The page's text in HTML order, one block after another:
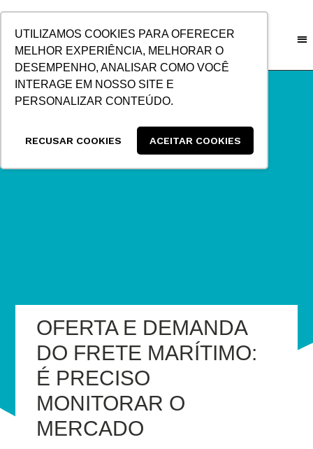
UTILIZAMOS COOKIES PARA OFERECER
MELHOR EXPERIÊNCIA, MELHORAR O
DESEMPENHO, ANALISAR COMO VOCÊ
INTERAGE EM NOSSO SITE E
PERSONALIZAR CONTEÚDO.
RECUSAR COOKIES ACEITAR COOKIES
CONTEÚDO
OFERTA E DEMANDA
DO FRETE MARÍTIMO:
É PRECISO
MONITORAR O
MERCADO